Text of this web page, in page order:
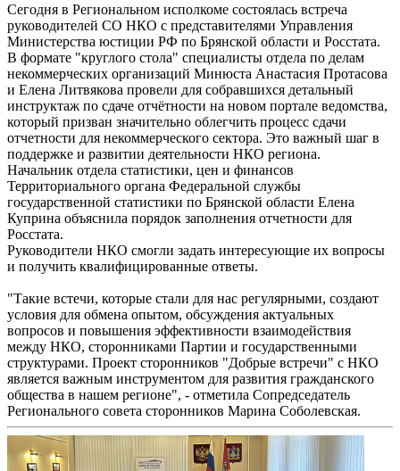
Сегодня в Региональном исполкоме состоялась встреча
руководителей СО НКО с представителями Управления
Министерства юстиции РФ по Брянской области и Росстата.
В формате "круглого стола" специалисты отдела по делам
некоммерческих организаций Минюста Анастасия Протасова
и Елена Литвякова провели для собравшихся детальный
инструктаж по сдаче отчётности на новом портале ведомства,
который призван значительно облегчить процесс сдачи
отчетности для некоммерческого сектора. Это важный шаг в
поддержке и развитии деятельности НКО региона.
Начальник отдела статистики, цен и финансов
Территориального органа Федеральной службы
государственной статистики по Брянской области Елена
Куприна объяснила порядок заполнения отчетности для
Росстата.
Руководители НКО смогли задать интересующие их вопросы
и получить квалифицированные ответы.
"Такие встечи, которые стали для нас регулярными, создают
условия для обмена опытом, обсуждения актуальных
вопросов и повышения эффективности взаимодействия
между НКО, сторонниками Партии и государственными
структурами. Проект сторонников "Добрые встречи" с НКО
является важным инструментом для развития гражданского
общества в нашем регионе", - отметила Сопредседатель
Регионального совета сторонников Марина Соболевская.